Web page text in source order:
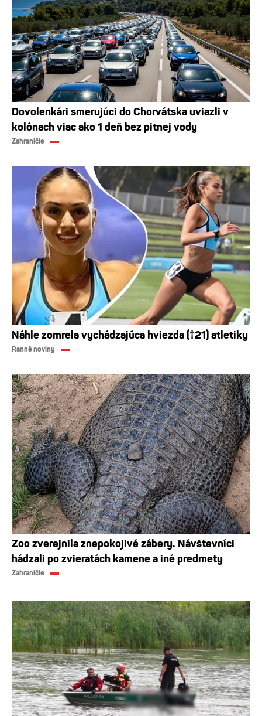
Dovolenkári smerujúci do Chorvátska uviazli v
kolónach viac ako 1 deň bez pitnej vody
Zahraničie
Náhle zomrela vychádzajúca hviezda (†21) atletiky
Ranné noviny
Zoo zverejnila znepokojivé zábery. Návštevníci
hádzali po zvieratách kamene a iné predmety
Zahraničie